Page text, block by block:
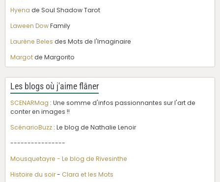
Hyena de Soul Shadow Tarot
Laween DowFamily
Laurène Beles des Mots de l'Imaginaire
Margotde Margorito
Les blogs où j'aime flâner
SCENARMag : Une somme d'infos passionnantes sur l'art de
conter en images !!
ScénarioBuzz : Le blog de Nathalie Lenoir
----------------
Mousquetayre - Le blog de Rivesinthe
Histoire du soir- Clara et les Mots